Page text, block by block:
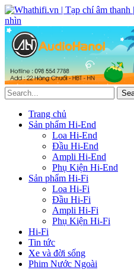
Trang chủ
Sản phẩm Hi-End
Loa Hi-End
Đầu Hi-End
Ampli Hi-End
Phụ Kiện Hi-End
Sản phẩm Hi-Fi
Loa Hi-Fi
Đầu Hi-Fi
Ampli Hi-Fi
Phụ Kiện Hi-Fi
Hi-Fi
Tin tức
Xe và đời sống
Phim Nước Ngoài